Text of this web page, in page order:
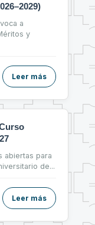
a
y
Leer más
abiertas para
de...
Leer más